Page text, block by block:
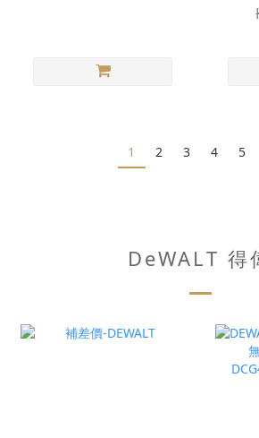
1 2 3 4 5
DeWALT 得